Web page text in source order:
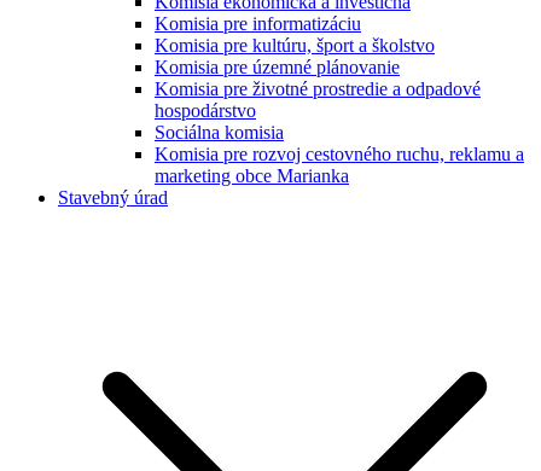
Komisia pre informatizáciu
Komisia pre kultúru, šport a školstvo
Komisia pre územné plánovanie
Komisia pre životné prostredie a odpadové
hospodárstvo
Sociálna komisia
Komisia pre rozvoj cestovného ruchu, reklamu a
marketing obce Marianka
Stavebný úrad